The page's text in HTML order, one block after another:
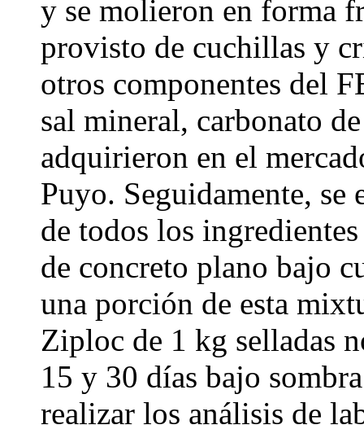
y se molieron en forma
provisto de cuchillas y
otros componentes del
sal mineral, carbonato
adquirieron en el
Puyo. Seguidamente, se
de todos los
de concreto plano bajo
una porción de esta
Ziploc de 1 kg selladas
15 y 30 días bajo
realizar los análisis de